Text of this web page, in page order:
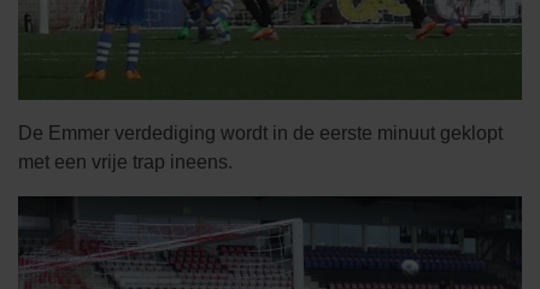
De Emmer verdediging wordt in de eerste minuut geklopt
met een vrije trap ineens.